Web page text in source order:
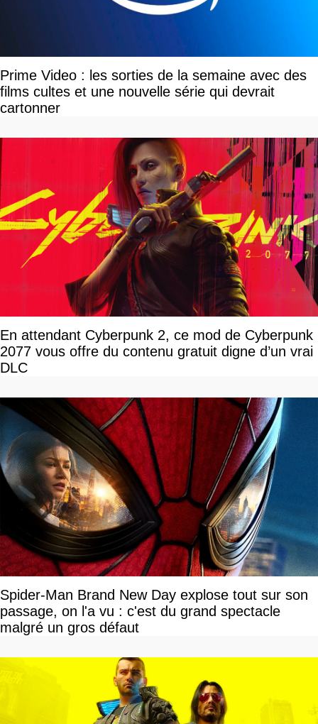
Prime Video : les sorties de la semaine avec des
films cultes et une nouvelle série qui devrait
cartonner
En attendant Cyberpunk 2, ce mod de Cyberpunk
2077 vous offre du contenu gratuit digne d’un vrai
DLC
Spider-Man Brand New Day explose tout sur son
passage, on l'a vu : c'est du grand spectacle
malgré un gros défaut